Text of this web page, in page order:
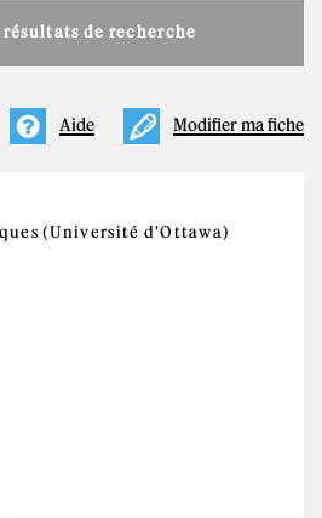
de recherche
Modifier ma fiche
Aide
(Université d'Ottawa)